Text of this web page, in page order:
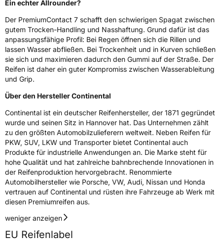
Ein echter Allrounder?
Der PremiumContact 7 schafft den schwierigen Spagat zwischen
gutem Trocken-Handling und Nasshaftung. Grund dafür ist das
anpassungsfähige Profil: Bei Regen öffnen sich die Rillen und
lassen Wasser abfließen. Bei Trockenheit und in Kurven schließen
sie sich und maximieren dadurch den Gummi auf der Straße. Der
Reifen ist daher ein guter Kompromiss zwischen Wasserableitung
und Grip.
Über den Hersteller Continental
Continental ist ein deutscher Reifenhersteller, der 1871 gegründet
wurde und seinen Sitz in Hannover hat. Das Unternehmen zählt
zu den größten Automobilzulieferern weltweit. Neben Reifen für
PKW, SUV, LKW und Transporter bietet Continental auch
Produkte für industrielle Anwendungen an. Die Marke steht für
hohe Qualität und hat zahlreiche bahnbrechende Innovationen in
der Reifenproduktion hervorgebracht. Renommierte
Automobilhersteller wie Porsche, VW, Audi, Nissan und Honda
vertrauen auf Continental und rüsten ihre Fahrzeuge ab Werk mit
diesen Premiumreifen aus.
weniger anzeigen
EU Reifenlabel